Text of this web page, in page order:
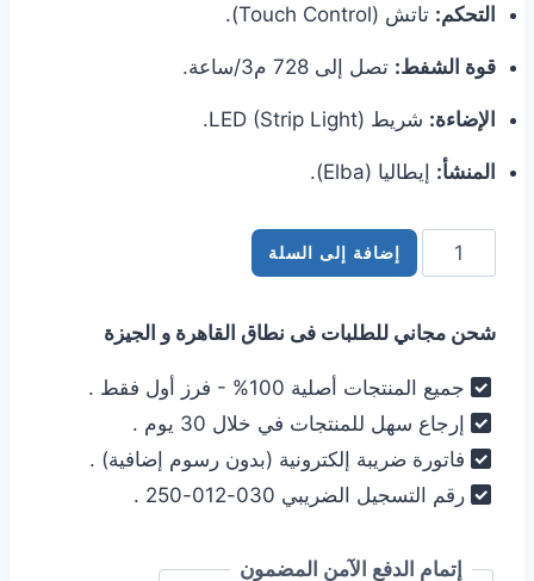
التحكم: تاتش (Touch Control).
قوة الشفط: تصل إلى 728 م3/ساعة.
الإضاءة: شريط LED (Strip Light).
المنشأ: إيطاليا (Elba).
كمية
شفاط
داون
درافت
90
سم
غاطس
-
أسود
إضافة إلى السلة
شحن مجاني للطلبات فى نطاق القاهرة و الجيزة
جميع المنتجات أصلية 100% - فرز أول فقط .
إرجاع سهل للمنتجات في خلال 30 يوم .
فاتورة ضريبة إلكترونية (بدون رسوم إضافية) .
رقم التسجيل الضريبي 030-012-250 .
إتمام الدفع الآمن المضمون